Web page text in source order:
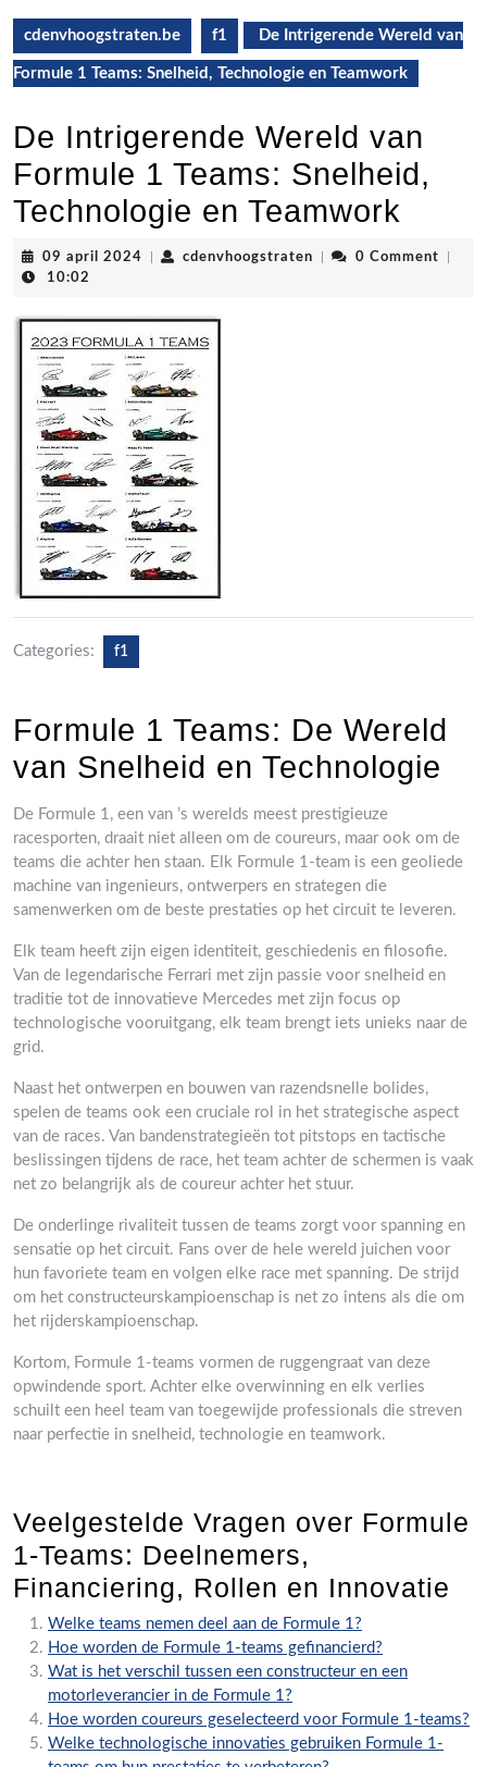
cdenvhoogstraten.be f1 De Intrigerende Wereld van
Formule 1 Teams: Snelheid, Technologie en Teamwork
De Intrigerende Wereld van
Formule 1 Teams: Snelheid,
Technologie en Teamwork
09 april 2024 09
cdenvhoogstraten cdenvhoogstraten
0 Comment
10:02
Categories: f1
Formule 1 Teams: De Wereld
van Snelheid en Technologie
De Formule 1, een van ’s werelds meest prestigieuze
racesporten, draait niet alleen om de coureurs, maar ook om de
teams die achter hen staan. Elk Formule 1-team is een geoliede
machine van ingenieurs, ontwerpers en strategen die
samenwerken om de beste prestaties op het circuit te leveren.
Elk team heeft zijn eigen identiteit, geschiedenis en filosofie.
Van de legendarische Ferrari met zijn passie voor snelheid en
traditie tot de innovatieve Mercedes met zijn focus op
technologische vooruitgang, elk team brengt iets unieks naar de
grid.
Naast het ontwerpen en bouwen van razendsnelle bolides,
spelen de teams ook een cruciale rol in het strategische aspect
van de races. Van bandenstrategieën tot pitstops en tactische
beslissingen tijdens de race, het team achter de schermen is vaak
net zo belangrijk als de coureur achter het stuur.
De onderlinge rivaliteit tussen de teams zorgt voor spanning en
sensatie op het circuit. Fans over de hele wereld juichen voor
hun favoriete team en volgen elke race met spanning. De strijd
om het constructeurskampioenschap is net zo intens als die om
het rijderskampioenschap.
Kortom, Formule 1-teams vormen de ruggengraat van deze
opwindende sport. Achter elke overwinning en elk verlies
schuilt een heel team van toegewijde professionals die streven
naar perfectie in snelheid, technologie en teamwork.
Veelgestelde Vragen over Formule
1-Teams: Deelnemers,
Financiering, Rollen en Innovatie
Welke teams nemen deel aan de Formule 1?
Hoe worden de Formule 1-teams gefinancierd?
Wat is het verschil tussen een constructeur en een
motorleverancier in de Formule 1?
Hoe worden coureurs geselecteerd voor Formule 1-teams?
Welke technologische innovaties gebruiken Formule 1-